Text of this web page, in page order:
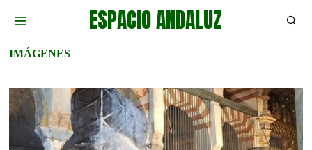
ESPACIO ANDALUZ
IMÁGENES